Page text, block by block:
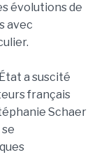
évolutions de
avec
a suscité
français
Schaer